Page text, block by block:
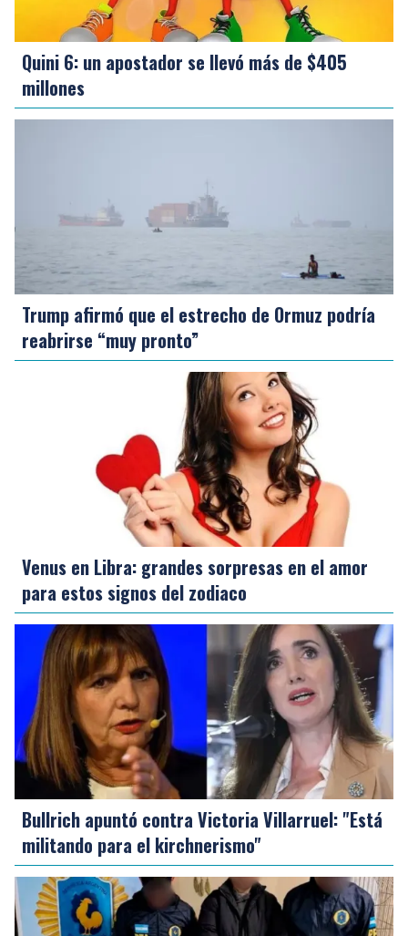
Quini 6: un apostador se llevó más de $405
millones
Trump afirmó que el estrecho de Ormuz podría
reabrirse “muy pronto”
Venus en Libra: grandes sorpresas en el amor
para estos signos del zodiaco
Bullrich apuntó contra Victoria Villarruel: "Está
militando para el kirchnerismo"